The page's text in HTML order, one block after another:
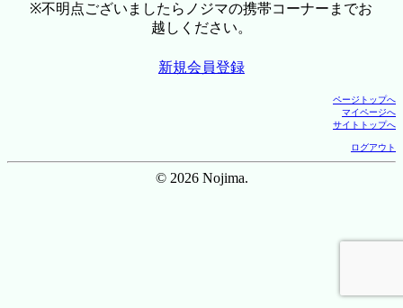
※不明点ございましたらノジマの携帯コーナーまでお
越しください。
新規会員登録
ページトップへ
マイページへ
サイトトップへ
ログアウト
© 2026 Nojima.